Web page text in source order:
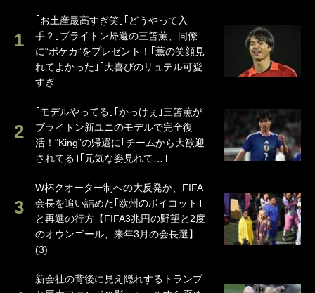
｢お土産最高すぎ笑｣｢どうやって入
手？｣ブライトン帰還の三笘薫、同僚
に“ポケカ”をプレゼント！｢薫の笑顔見
れてよかった｣｢大喜びのリュテル可愛
すぎ｣
｢モデルやってる｣｢かっけぇ｣三笘薫が
ブライトン新ユニのモデルで完全復
活！“King”の帰還に｢チームから大歓迎
されてる｣｢元気な姿見れて…｣
W杯クオーター制への大反発か、FIFA
会長を追い詰めた｢欧州のボイコット｣
と再選の行方【FIFA3兆円の野望と2度
のオウンゴール、来年3月の会長選】
(3)
新会社の背後に見え隠れするトランプ